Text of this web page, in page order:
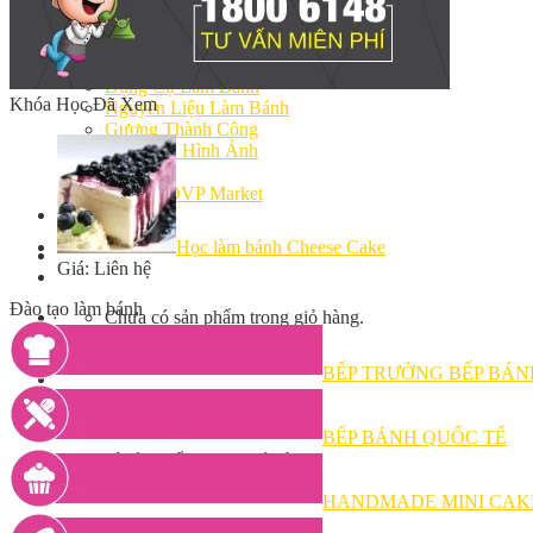
Kinh Nghiệm Kinh Doanh
Cơ Hội Việc Làm
Kiến Thức – Kỹ Năng
Dụng Cụ Làm Bánh
Nguyên Liệu Làm Bánh
Gương Thành Công
Thư Viện Hình Ảnh
Hỏi Đáp
Siêu thị ĐVP Market
Việc Làm
Chưa có sản phẩm trong giỏ hàng.
Giỏ hàng
Chưa có sản phẩm trong giỏ hàng.
Khóa Học Đã Xem
Học làm bánh Cheese Cake
Giá: Liên hệ
Đào tạo làm bánh
BẾP TRƯỞNG BẾP
BẾP BÁNH QUỐC TẾ
HANDMADE MINI